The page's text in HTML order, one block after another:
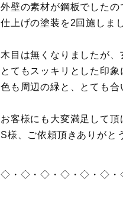
外壁の素材が鋼板でした
仕上げの塗装を2回施しま
木目は無くなりましたが、
とてもスッキリとした印象
色も周辺の緑と、とても合
お客様にも大変満足して頂
S様、ご依頼頂きありがと
◇・◇・◇・◇・◇・◇